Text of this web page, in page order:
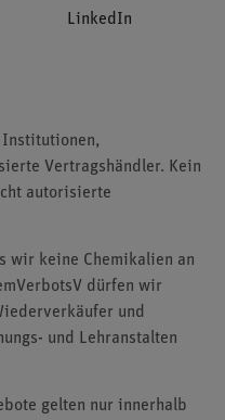
LinkedIn
Institutionen,
Vertragshändler. Kein
autorisierte
wir keine Chemikalien an
dürfen wir
und
und Lehranstalten
gelten nur innerhalb